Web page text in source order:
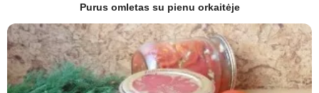
Purus omletas su pienu orkaitėje